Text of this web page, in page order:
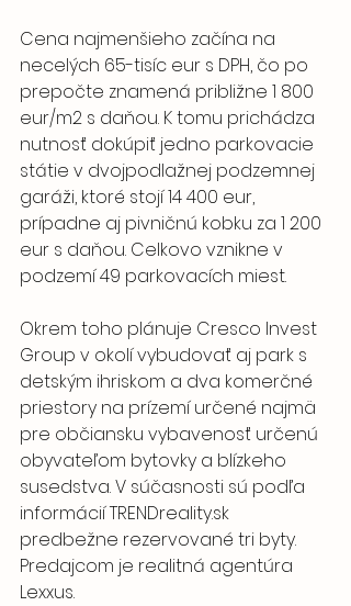
Cena najmenšieho začína na
necelých 65-tisíc eur s DPH, čo po
prepočte znamená približne 1 800
eur/m2 s daňou. K tomu prichádza
nutnosť dokúpiť jedno parkovacie
státie v dvojpodlažnej podzemnej
garáži, ktoré stojí 14 400 eur,
prípadne aj pivničnú kobku za 1 200
eur s daňou. Celkovo vznikne v
podzemí 49 parkovacích miest.
Okrem toho plánuje Cresco Invest
Group v okolí vybudovať aj park s
detským ihriskom a dva komerčné
priestory na prízemí určené najmä
pre občiansku vybavenosť určenú
obyvateľom bytovky a blízkeho
susedstva. V súčasnosti sú podľa
informácií TRENDreality.sk
predbežne rezervované tri byty.
Predajcom je realitná agentúra
Lexxus.